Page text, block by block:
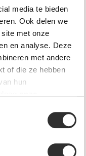
media te bieden
Ook delen we
met onze
en analyse. Deze
met andere
of die ze hebben
hun